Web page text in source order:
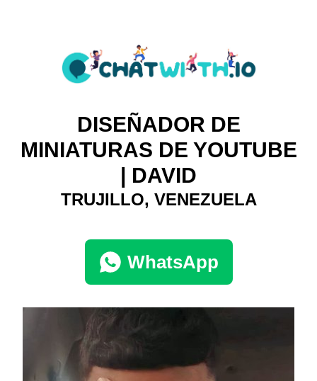
DISEÑADOR DE
MINIATURAS DE YOUTUBE
| DAVID
TRUJILLO, VENEZUELA
WhatsApp